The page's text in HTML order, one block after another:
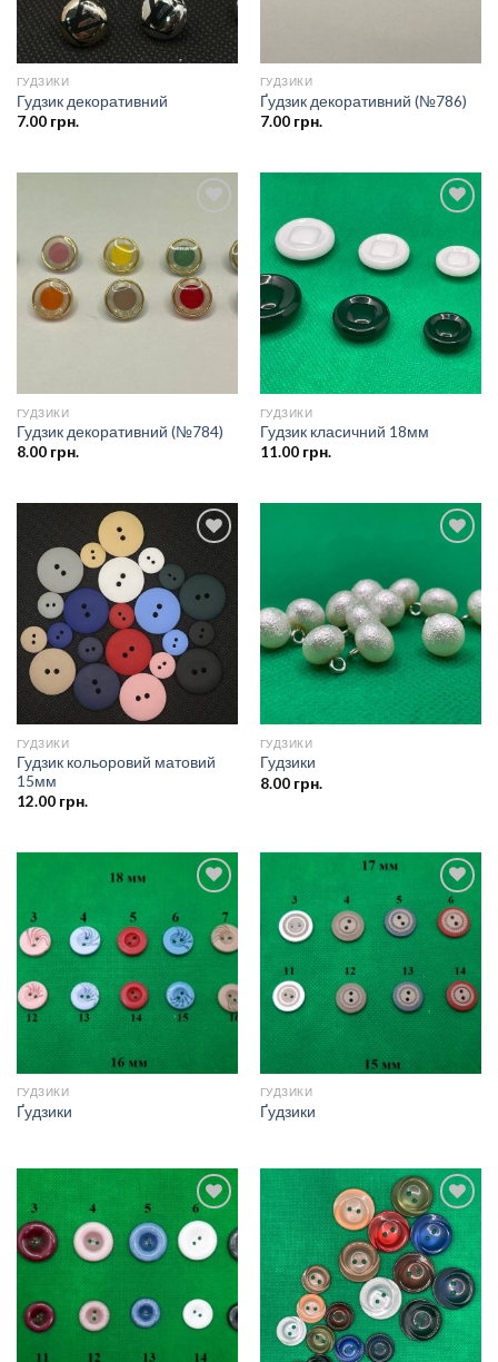
ГУДЗИКИ
Гудзик декоративний
7.00грн.
ГУДЗИКИ
Ґудзик декоративний (№786)
7.00грн.
до
списку
бажань
ГУДЗИКИ
Гудзик декоративний (№784)
8.00грн.
до
списку
бажань
ГУДЗИКИ
Гудзик класичний 18мм
11.00грн.
Додати
до
списку
бажань
ГУДЗИКИ
Гудзик кольоровий матовий
15мм
12.00грн.
списку
бажань
ГУДЗИКИ
Гудзики
8.00грн.
списку
бажань
ГУДЗИКИ
Ґудзики
Додати
до
списку
ГУДЗИКИ
Ґудзики
Додати
до
списку
Додати
до
списку
бажань